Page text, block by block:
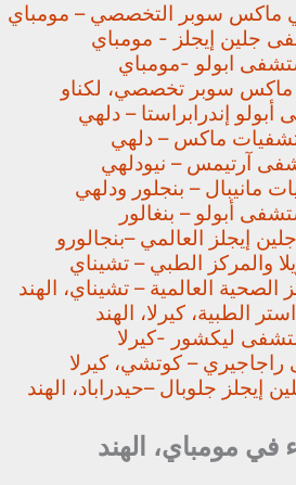
ماكس سوبر التخصصي – مومباي
جلين إيجلز - مومباي
ابولو -مومباي
سوبر تخصصي، لكناو
إندرابراستا – دلهي
ماكس – دلهي
آرتيمس – نيودلهي
مانيبال – بنجلور ودلهي
أبولو – بنغالور
إيجلز العالمي –بنجالورو
والمركز الطبي – تشيناي
الصحية العالمية – تشيناي، الهند
الطبية، كيرلا، الهند
ليكشور -كيرلا
– كوتشي، كيرلا
إيجلز جلوبال –حيدراباد، الهند
في مومباي، الهند